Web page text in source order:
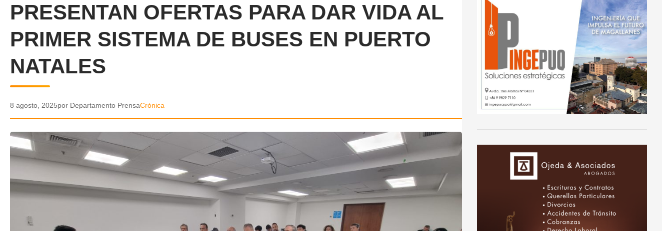
PRESENTAN OFERTAS PARA DAR VIDA AL
PRIMER SISTEMA DE BUSES EN PUERTO
NATALES
8 agosto, 2025por Departamento PrensaCrónica